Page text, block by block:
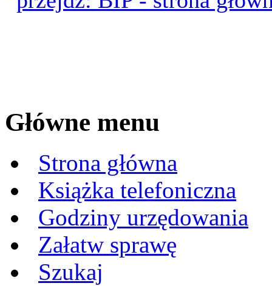
Główne menu
Strona główna
Książka telefoniczna
Godziny urzędowania
Załatw sprawę
Szukaj